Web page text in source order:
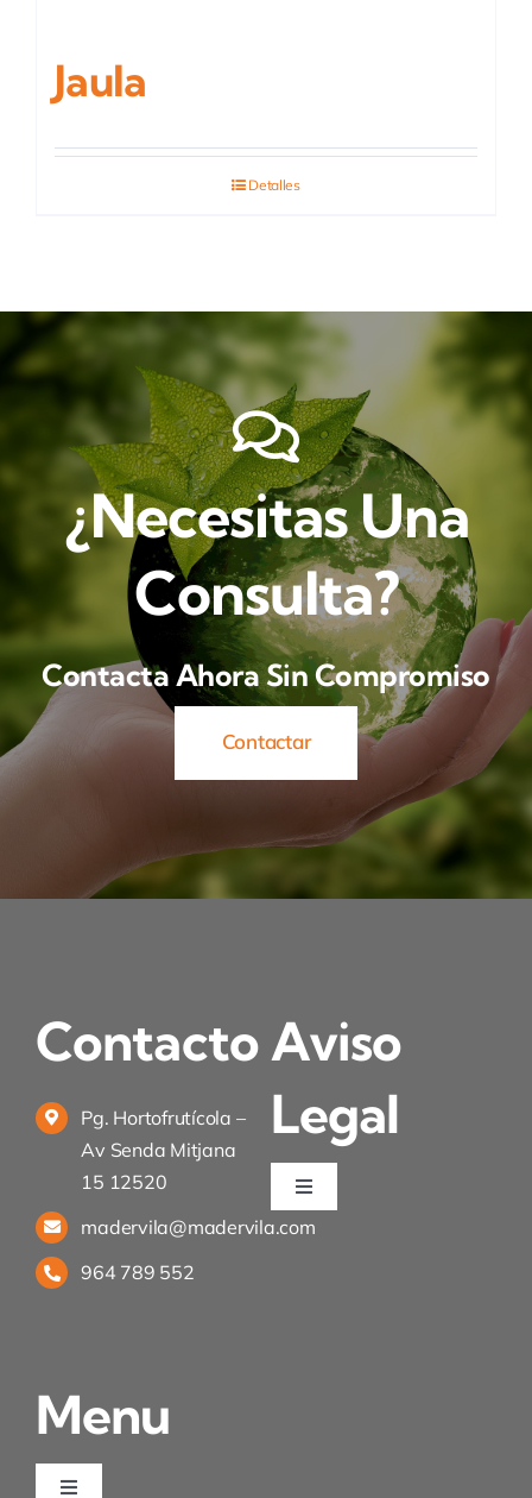
Jaula
Detalles
¿Necesitas Una
Consulta?
Contacta Ahora Sin Compromiso
Contactar
Contacto
Pg. Hortofrutícola –
Av Senda Mitjana
15 12520
madervila@madervila.com
964 789 552
Aviso
Legal
Toggle
Navigation
Política de privacidad
Ley de cookies
Desistimiento
Menu